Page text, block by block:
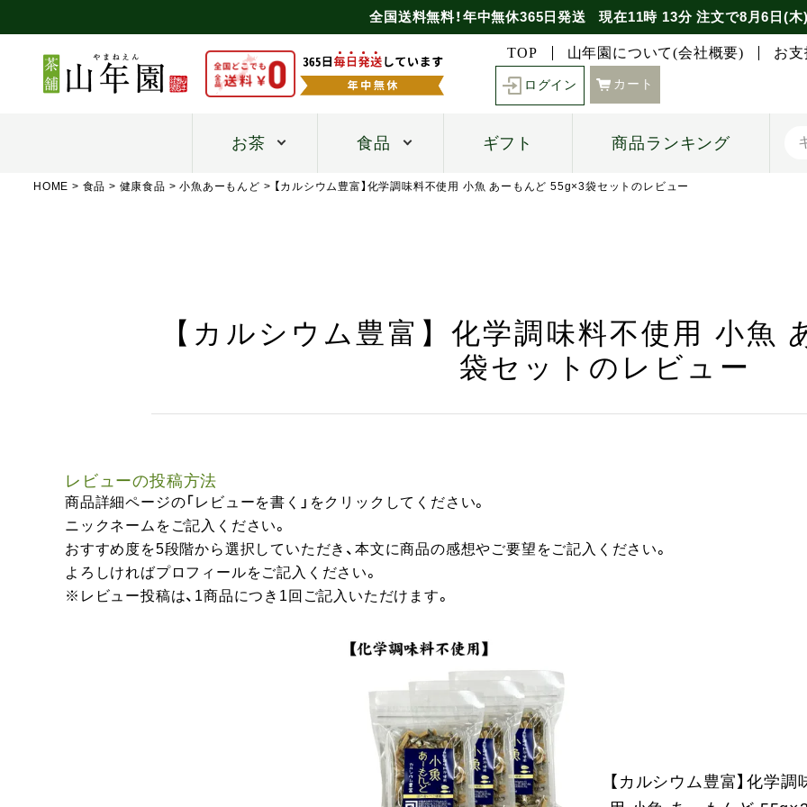
全国送料無料！年中無休365日発送 現在11時 13分注文で8月6日(木
TOP 山年園について(会社概要) お
ログイン カート
お茶 食品 ギフト 商品ランキング
HOME 食品 健康食品 小魚あーもんど 【カルシウム豊富】化学調味料不使用 小魚 あーもんど 55g×3袋セットのレビュー
【カルシウム豊富】化学調味料不使用 小魚
袋セットのレビュー
レビューの投稿方法
商品詳細ページの「レビューを書く」をクリックしてください。
ニックネームをご記入ください。
おすすめ度を5段階から選択していただき、本文に商品の感想やご要望をご記入ください。
よろしければプロフィールをご記入ください。
※レビュー投稿は、1商品につき1回ご記入いただけます。
【カルシウム豊富】化学調